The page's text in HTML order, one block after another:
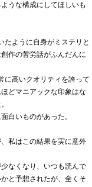
うな構成にしてほしいも
たように自身がミステリと
作の苦労話がふんだんに
に高いクオリティを誇って
どマニアックな印象はな
白いものがあった。
私はこの結果を実に意外
なくなり、いつも読んで
と予想されたが、全くそ